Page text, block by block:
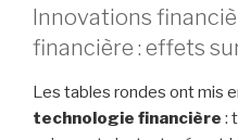
Innovations
financière : effets
Les tables rondes ont mis
technologie financière :